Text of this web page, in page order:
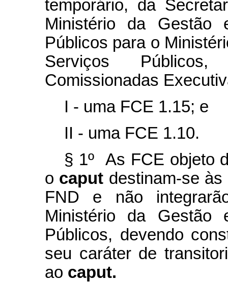
temporário, da
Ministério da Gestão
Públicos para o
Serviços
Comissionadas
I - uma FCE 1.15; e
II - uma FCE 1.10.
§ 1º As FCE objeto
o caput destinam-se
FND e não
Ministério da Gestão
Públicos, devendo
seu caráter de
ao caput.